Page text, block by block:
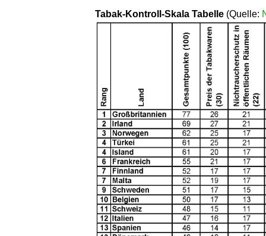
Tabak-Kontroll-Skala Tabelle (Quelle: